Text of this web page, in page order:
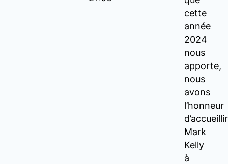
cette
année
2024
nous
apporte,
nous
avons
l’honneur
d’accueillir
Mark
Kelly
à